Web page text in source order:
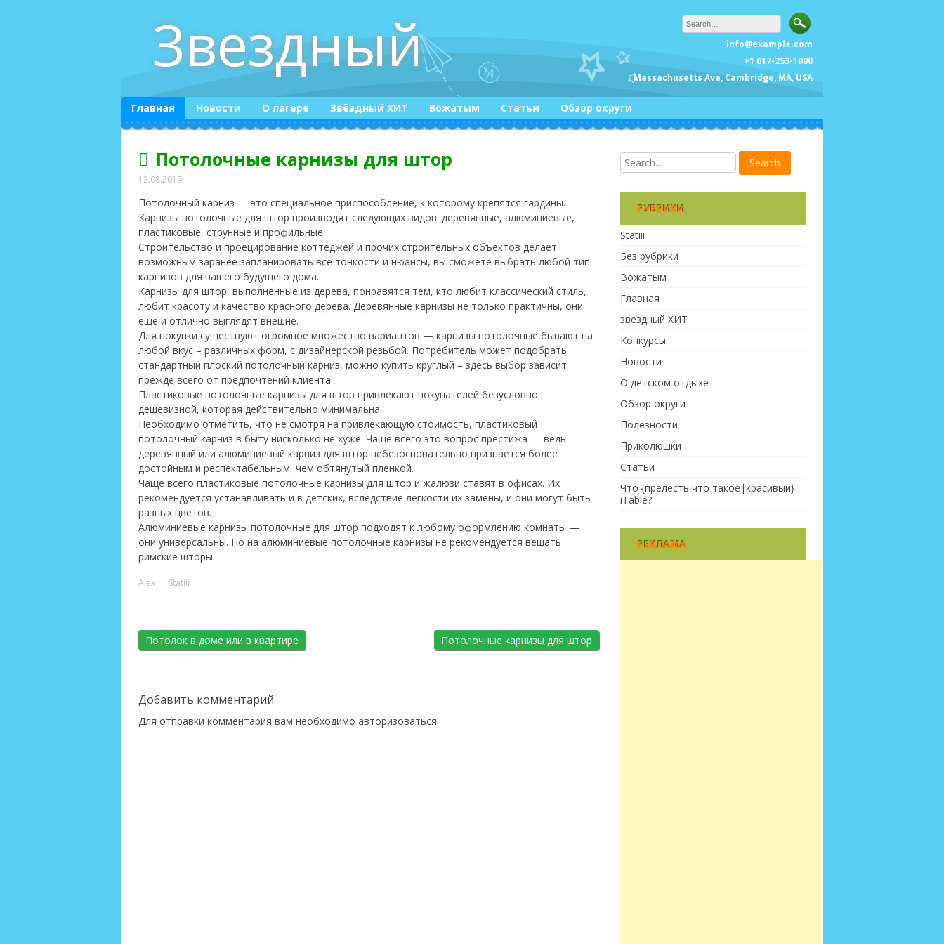
Звездный
info@example.com
+1 617-253-1000
Massachusetts Ave, Cambridge, MA, USA
Главная Новости О лагере Звёздный ХИТ Вожатым
Статьи
Конкурсы
Обзор округи
Потолочные карнизы для штор
12.08.2019
Потолочный карниз — это специальное приспособление, к которому крепятся гардины.
Карнизы потолочные для штор производят следующих видов: деревянные, алюминиевые,
пластиковые, струнные и профильные.
Строительство и проецирование коттеджей и прочих строительных объектов делает
возможным заранее запланировать все тонкости и нюансы, вы сможете выбрать любой тип
карнизов для вашего будущего дома.
Карнизы для штор, выполненные из дерева, понравятся тем, кто любит классический стиль,
любит красоту и качество красного дерева. Деревянные карнизы не только практичны, они
еще и отлично выглядят внешне.
Для покупки существуют огромное множество вариантов — карнизы потолочные бывают на
любой вкус – различных форм, с дизайнерской резьбой. Потребитель может подобрать
стандартный плоский потолочный карниз, можно купить круглый – здесь выбор зависит
прежде всего от предпочтений клиента.
Пластиковые потолочные карнизы для штор привлекают покупателей безусловно
дешевизной, которая действительно минимальна.
Необходимо отметить, что не смотря на привлекающую стоимость, пластиковый
потолочный карниз в быту нисколько не хуже. Чаще всего это вопрос престижа — ведь
деревянный или алюминиевый карниз для штор небезосновательно признается более
достойным и респектабельным, чем обтянутый пленкой.
Чаще всего пластиковые потолочные карнизы для штор и жалюзи ставят в офисах. Их
рекомендуется устанавливать и в детских, вследствие легкости их замены, и они могут быть
разных цветов.
Алюминиевые карнизы потолочные для штор подходят к любому оформлению комнаты —
они универсальны. Но на алюминиевые потолочные карнизы не рекомендуется вешать
римские шторы.
Alex Statiii
Потолок в доме или в квартире Потолочные карнизы для штор
Добавить комментарий
Для отправки комментария вам необходимо авторизоваться.
РУБРИКИ
Statiii
Без рубрики
Вожатым
Главная
звездный ХИТ
Конкурсы
Новости
О детском отдыхе
Обзор округи
Полезности
Приколюшки
Статьи
Что {прелесть что такое|красивый}
iTable?
РЕКЛАМА